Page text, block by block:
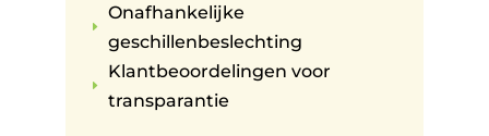
E
Onafhankelijke
geschillenbeslechting
E
Klantbeoordelingen voor
transparantie